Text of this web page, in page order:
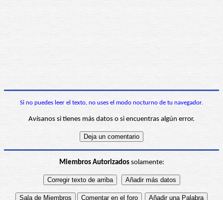
Si no puedes leer el texto, no uses el modo nocturno de tu navegador.
Avísanos si tienes más datos o si encuentras algún error.
Miembros Autorizadossolamente: